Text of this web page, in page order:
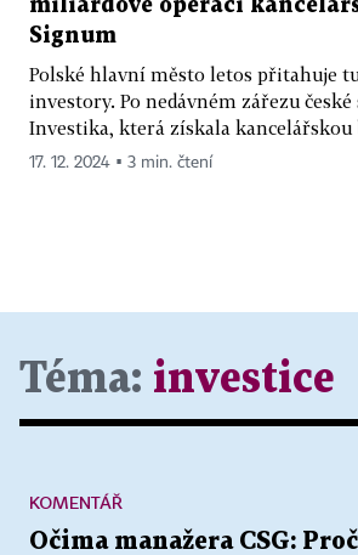
miliardové operaci
Signum
Polské hlavní město letos přitahuje
investory. Po nedávném zářezu
Investika, která získala kancelářskou
17. 12. 2024 ▪ 3 min. čtení
Téma: investice
Očima manažera CSG:
KOMENTÁŘ